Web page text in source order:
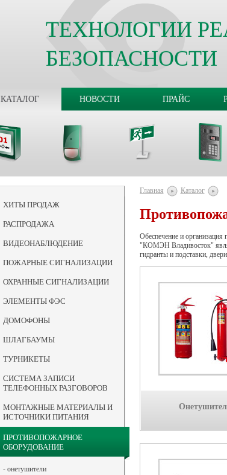
ТЕХНОЛОГИИ
БЕЗОПАСНОСТИ
КАТАЛОГ НОВОСТИ ПРАЙС
ХИТЫ ПРОДАЖ
РАСПРОДАЖА
ВИДЕОНАБЛЮДЕНИЕ
ПОЖАРНЫЕ СИГНАЛИЗАЦИИ
ОХРАННЫЕ СИГНАЛИЗАЦИИ
ЭЛЕМЕНТЫ ФЭС
ДОМОФОНЫ
ШЛАГБАУМЫ
ТУРНИКЕТЫ
СИСТЕМА ЗАПИСИ
ТЕЛЕФОННЫХ РАЗГОВОРОВ
МОНТАЖНЫЕ МАТЕРИАЛЫ И
ИСТОЧНИКИ ПИТАНИЯ
ПРОТИВОПОЖАРНОЕ
ОБОРУДОВАНИЕ
- онетушители
Главная Каталог
Обеспечение и
"КОМЭН Владивосток"
гидранты и подставки,